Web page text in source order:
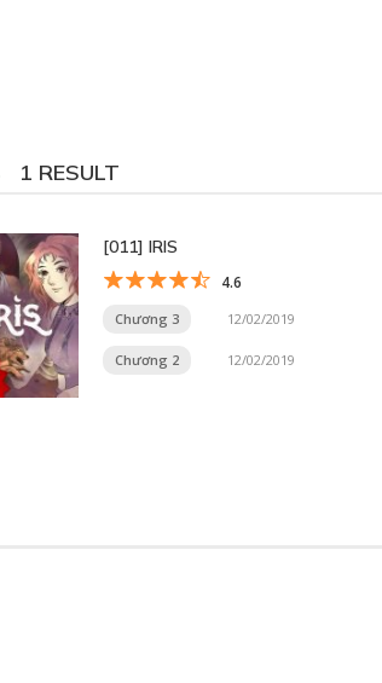
1 RESULT
[011] IRIS
4.6
Chương 3 12/02/2019
Chương 2 12/02/2019